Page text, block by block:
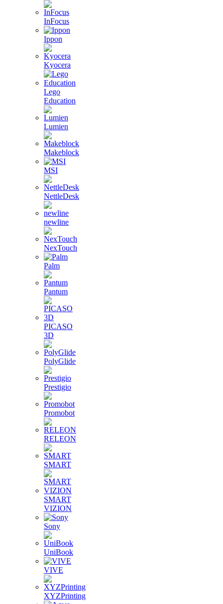
InFocus
Ippon
Kyocera
Lego
Education
Lumien
Makeblock
MSI
NettleDesk
newline
NexTouch
Palm
Pantum
PICASO
3D
PolyGlide
Prestigio
Promobot
RELEON
SMART
SMART
VIZION
Sony
UniBook
VIVE
XYZPrinting